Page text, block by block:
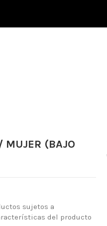
MUJER (BAJO
sujetos a
del producto